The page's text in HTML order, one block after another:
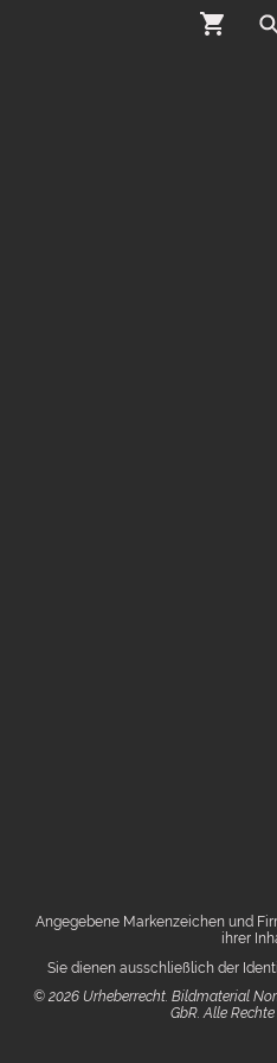
Angegebene Markenzeichen und
ihrer
Sie dienen ausschließlich der
© 2026 Urheberrecht. Bildmaterial
GbR. Alle